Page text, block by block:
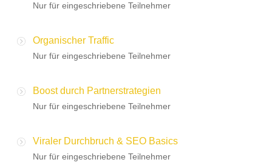
Nur für eingeschriebene Teilnehmer
Organischer Traffic
Nur für eingeschriebene Teilnehmer
Boost durch Partnerstrategien
Nur für eingeschriebene Teilnehmer
Viraler Durchbruch & SEO Basics
Nur für eingeschriebene Teilnehmer